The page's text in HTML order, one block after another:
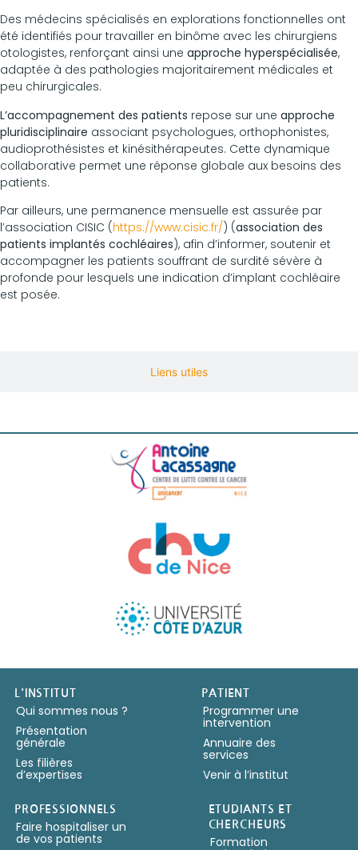
Liens utiles
Des médecins spécialisés en explorations fonctionnelles ont
été identifiés pour travailler en binôme avec les chirurgiens
otologistes, renforçant ainsi une approche hyperspécialisée,
adaptée à des pathologies majoritairement médicales et
peu chirurgicales.
L’accompagnement des patients repose sur une approche
pluridisciplinaire associant psychologues, orthophonistes,
audioprothésistes et kinésithérapeutes. Cette dynamique
collaborative permet une réponse globale aux besoins des
patients.
Par ailleurs, une permanence mensuelle est assurée par
l’association CISIC (https://www.cisic.fr/) (association des
patients implantés cochléaires), afin d’informer, soutenir et
accompagner les patients souffrant de surdité sévère à
profonde pour lesquels une indication d’implant cochléaire
est posée.
L'INSTITUT
Qui sommes nous ?
Présentation
générale
Les filières
d’expertises
PATIENT
Programmer une
intervention
Annuaire des
services
Venir à l’institut
PROFESSIONNELS
Faire hospitaliser un
de vos patients
ETUDIANTS ET
CHERCHEURS
Formation